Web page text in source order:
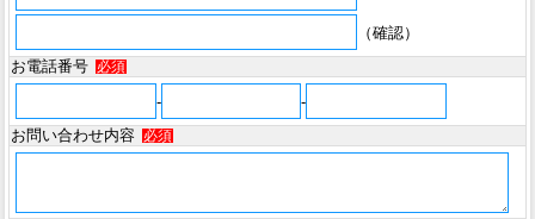
（確認）
お電話番号
必須
-
-
お問い合わせ内容
必須